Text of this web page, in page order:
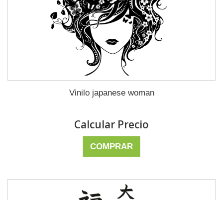
Vinilo japanese woman
Calcular Precio
COMPRAR